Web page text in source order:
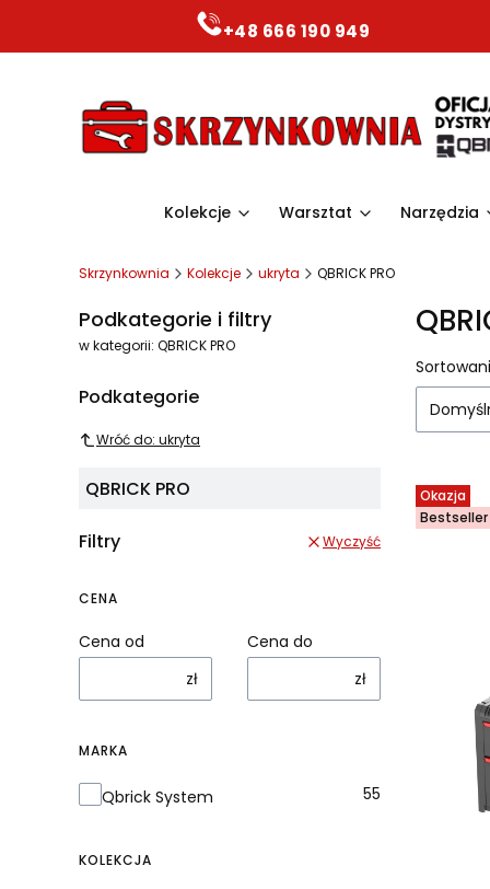
+48 666 190 949
Kolekcje Warsztat Narzędzia
Skrzynkownia Kolekcje ukryta QBRICK PRO
Podkategorie i filtry
w kategorii: QBRICK PRO
Podkategorie
Wróć do: ukryta
QBRICK PRO
Filtry Wyczyść
CENA
Cena od
zł
Cena do
zł
MARKA
Marka
Qbrick System 55
KOLEKCJA
Lista
Okazja
Bestseller